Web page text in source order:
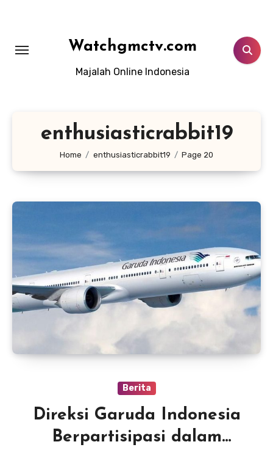
Watchgmctv.com
Majalah Online Indonesia
enthusiasticrabbit19
Home enthusiasticrabbit19 Page 20
Berita
Direksi Garuda Indonesia
Berpartisipasi dalam